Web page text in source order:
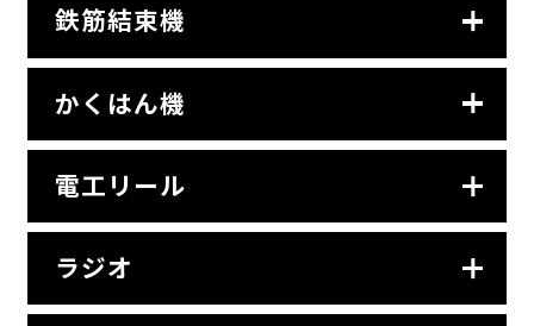
鉄筋結束機
かくはん機
電工リール
ラジオ